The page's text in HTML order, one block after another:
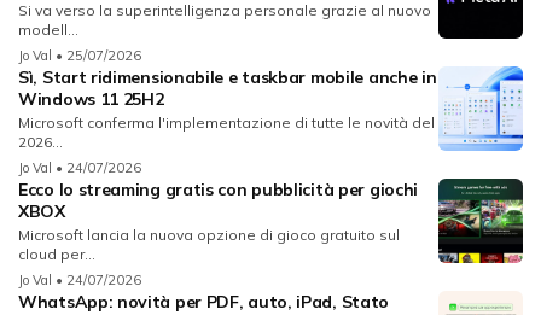
Si va verso la superintelligenza personale grazie al nuovo
modell...
Jo Val • 25/07/2026
Sì, Start ridimensionabile e taskbar mobile anche in
Windows 11 25H2
Microsoft conferma l'implementazione di tutte le novità del
2026...
Jo Val • 24/07/2026
Ecco lo streaming gratis con pubblicità per giochi
XBOX
Microsoft lancia la nuova opzione di gioco gratuito sul
cloud per...
Jo Val • 24/07/2026
WhatsApp: novità per PDF, auto, iPad, Stato